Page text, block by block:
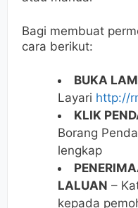
Bagi membuat
cara berikut:
BUKA
Layari http://
KLIK
Borang
lengkap
LALUAN –
kepada